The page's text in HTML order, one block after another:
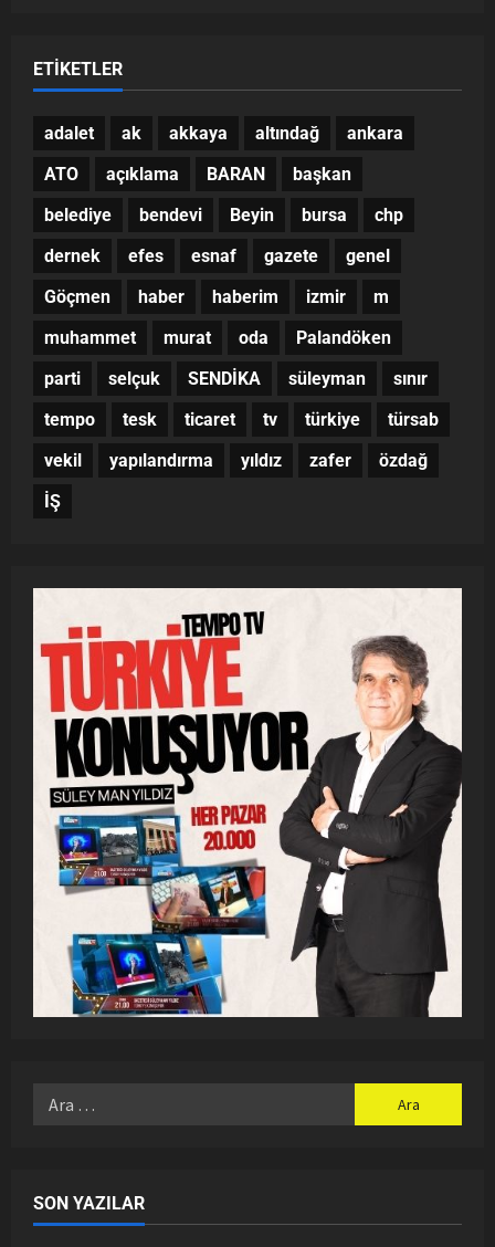
ETIKETLER
adalet ak akkaya altındağ
ankara
ATO
açıklama BARAN
başkan
belediye
bendevi Beyin bursa
chp
dernek
efes esnaf gazete
genel
Göçmen
haber haberim izmir
m
muhammet
murat oda
Palandöken
parti
selçuk SENDİKA süleyman
sınır
tempo
tesk ticaret tv türkiye
türsab
vekil
yapılandırma yıldız zafer
özdağ
İŞ
SON YAZILAR